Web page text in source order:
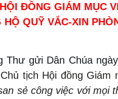
HỘI ĐỒNG GIÁM MỤC
HỘ QUỸ VẮC-XIN
Thư gửi Dân Chúa
tịch Hội đồng
sẻ công việc với mọi